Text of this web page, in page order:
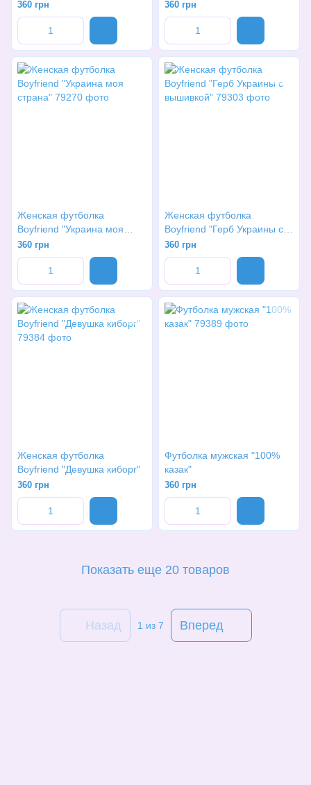
саблями"
360 грн
вышиванки"
360 грн
Женская футболка
Boyfriend "Украина моя
страна"
360 грн
Женская футболка
Boyfriend "Герб Украины с
вышивкой"
360 грн
Женская футболка
Boyfriend "Девушка киборг"
360 грн
Футболка мужская "100%
казак"
360 грн
Показать еще 20 товаров
Назад 1 из 7 Вперед